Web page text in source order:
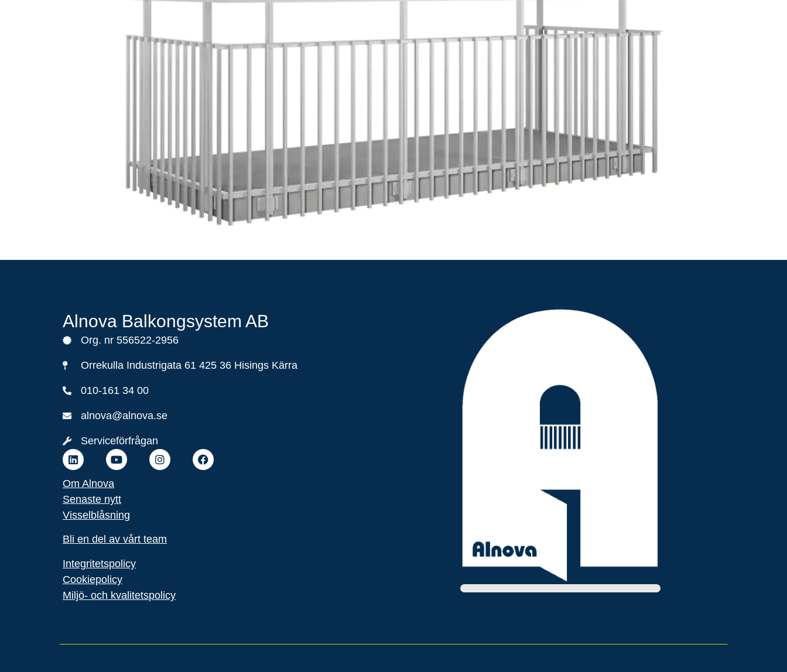
Alnova Balkongsystem AB
Org. nr 556522-2956
Orrekulla Industrigata 61 425 36 Hisings Kärra
010-161 34 00
alnova@alnova.se
Serviceförfrågan
Om Alnova
Senaste nytt
Visselblåsning
Bli en del av vårt team
Integritetspolicy
Cookiepolicy
Miljö- och kvalitetspolicy